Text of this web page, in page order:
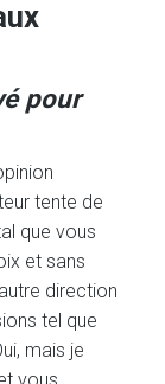
pour
tente de
que vous
et sans
direction
tel que
mais je